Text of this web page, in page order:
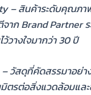
– สินค้าระดับคุณภา
จาก Brand Partner
ว้วางใจมากว่า 30 ปี
วัสดุที่คัดสรรมาอย่าง
มิตรต่อสิ่งแวดล้อมแล